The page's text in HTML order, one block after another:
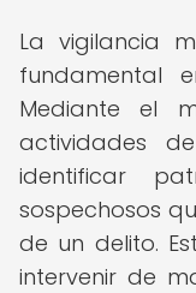
La vigilancia
fundamental
Mediante el
actividades
identificar
sospechosos
de un delito.
intervenir de